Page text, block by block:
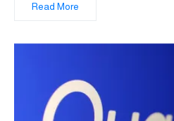
Read More